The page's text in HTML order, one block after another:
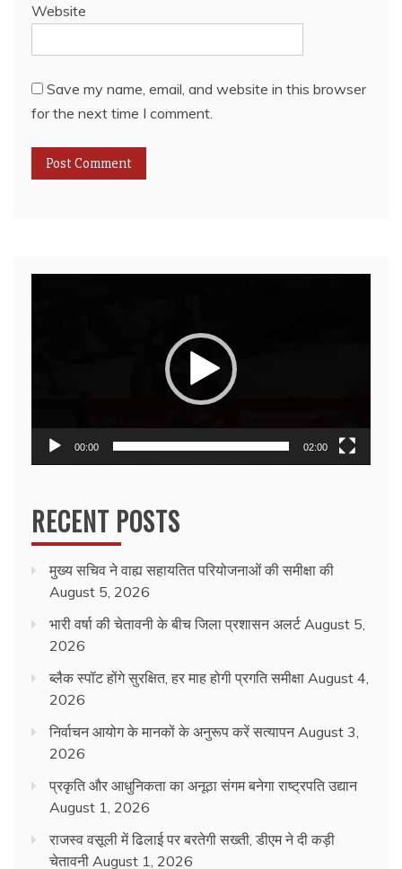
Website
Save my name, email, and website in this browser
for the next time I comment.
00:00 02:00
RECENT POSTS
मुख्य सचिव ने वाह्य सहायतित परियोजनाओं की समीक्षा की
August 5, 2026
भारी वर्षा की चेतावनी के बीच जिला प्रशासन अलर्ट August 5,
2026
ब्लैक स्पॉट होंगे सुरक्षित, हर माह होगी प्रगति समीक्षा August 4,
2026
निर्वाचन आयोग के मानकों के अनुरूप करें सत्यापन August 3,
2026
प्रकृति और आधुनिकता का अनूठा संगम बनेगा राष्ट्रपति उद्यान
August 1, 2026
राजस्व वसूली में ढिलाई पर बरतेगी सख्ती, डीएम ने दी कड़ी
चेतावनी August 1, 2026